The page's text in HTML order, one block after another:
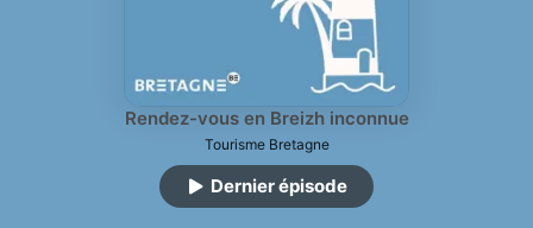
Rendez-vous en Breizh inconnue
Tourisme Bretagne
Dernier épisode